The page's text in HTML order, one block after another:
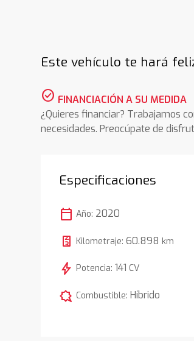
Este vehículo te hará
check_circle FINANCIACIÓN A SU MEDIDA
¿Quieres financiar? Trabajamos
necesidades. Preocúpate de
Especificaciones
calendar_today Año: 2020
Kilometraje:60.898 km
bolt Potencia:141 CV
comic_bubble Combustible:Híbrido